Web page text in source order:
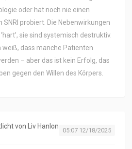
oder hat noch nie einen
SNRI probiert. Die Nebenwirkungen
sie sind systemisch destruktiv.
weiß, dass manche Patienten
– aber das ist kein Erfolg, das
gegen den Willen des Körpers.
von Liv Hanlon
05:07 12/18/2025